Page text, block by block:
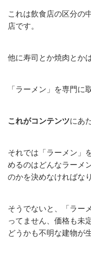
これは飲食店の区分の
店です。
他に寿司とか焼肉とか
「ラーメン」を専門に
これがコンテンツにあ
それでは「ラーメン」
めるのはどんなラーメ
のかを決めなければな
そうでないと、「ラー
ってません、価格も未
どうかも不明な建物が